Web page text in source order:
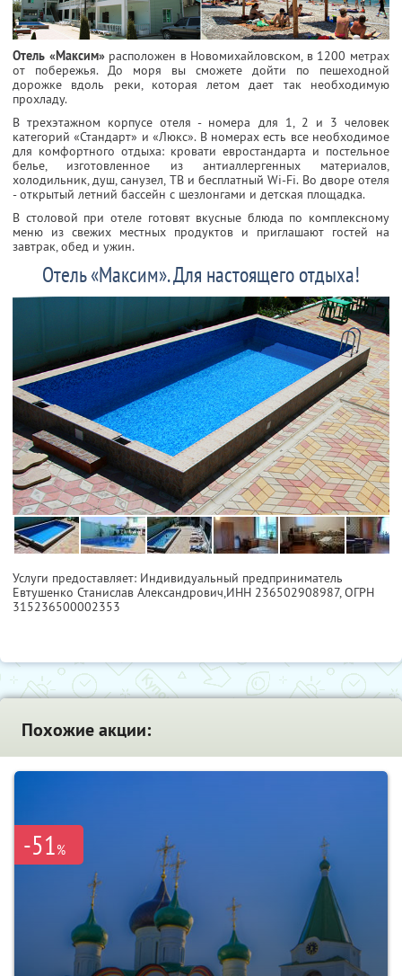
Отель «Максим»расположен в Новомихайловском, в 1200 метрах
от побережья. До моря вы сможете дойти по пешеходной
дорожке вдоль реки, которая летом дает так необходимую
прохладу.
В трехэтажном корпусе отеля - номера для 1, 2 и 3 человек
категорий «Стандарт» и «Люкс». В номерах есть все необходимое
для комфортного отдыха: кровати евростандарта и постельное
белье, изготовленное из антиаллергенных материалов,
холодильник, душ, санузел, ТВ и бесплатный Wi-Fi. Во дворе отеля
- открытый летний бассейн с шезлонгами и детская площадка.
В столовой при отеле готовят вкусные блюда по комплексному
меню из свежих местных продуктов и приглашают гостей на
завтрак, обед и ужин.
Отель «Максим». Для настоящего отдыха!
Услуги предоставляет: Индивидуальный предприниматель
Евтушенко Станислав Александрович,ИНН 236502908987, ОГРН
315236500002353
Похожие акции:
-51%